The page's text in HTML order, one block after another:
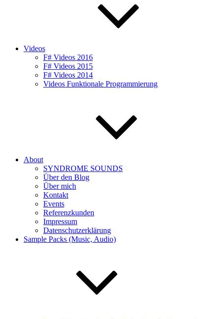
Videos
F# Videos 2016
F# Videos 2015
F# Videos 2014
Videos Funktionale Programmierung
About
SYNDROME SOUNDS
Über den Blog
Über mich
Kontakt
Events
Referenzkunden
Impressum
Datenschutzerklärung
Sample Packs (Music, Audio)